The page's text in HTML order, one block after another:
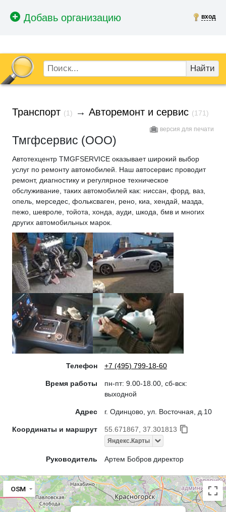
вход
Найти
Транспорт (1) → Авторемонт и сервис (171)
версия для печати
Тмгфсервис (ООО)
Автотехцентр TMGFSERVICE оказывает широкий выбор
услуг по ремонту автомобилей. Наш автосервис проводит
ремонт, диагностику и регулярное техническое
обслуживание, таких автомобилей как: ниcсан, форд, ваз,
опель, мерседес, фольксваген, рено, киа, хендай, мазда,
пежо, шевроле, тойота, хонда, ауди, шкода, бмв и многих
других автомобильных марок.
Телефон +7 (495) 799-18-60
Время работы
пн-пт: 9.00-18.00, сб-вск:
выходной
Адрес г. Одинцово, ул. Восточная, д.10
Координаты и маршрут 55.671867, 37.301813
Яндекс.Карты
Руководитель Артем Бобров директор
OSM